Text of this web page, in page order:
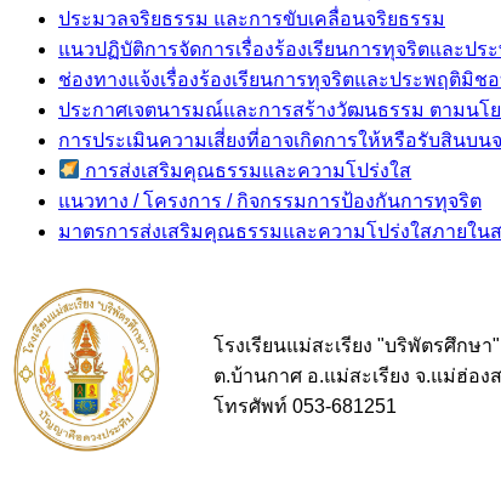
ประมวลจริยธรรม และการขับเคลื่อนจริยธรรม
แนวปฏิบัติการจัดการเรื่องร้องเรียนการทุจริตและปร
ช่องทางแจ้งเรื่องร้องเรียนการทุจริตและประพฤติมิช
ประกาศเจตนารมณ์และการสร้างวัฒนธรรม ตามนโ
การประเมินความเสี่ยงที่อาจเกิดการให้หรือรับสินบ
การส่งเสริมคุณธรรมและความโปร่งใส
แนวทาง / โครงการ / กิจกรรมการป้องกันการทุจริต
มาตรการส่งเสริมคุณธรรมและความโปร่งใสภายใน
โรงเรียนแม่สะเรียง "บริพัตรศึกษา
ต.บ้านกาศ อ.แม่สะเรียง จ.แม่ฮ่อง
โทรศัพท์ 053-681251